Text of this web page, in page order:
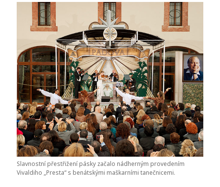
Slavnostní přestřižení pásky začalo nádherným provedením
Vivaldiho „Presta“ s benátskými maškarními tanečnicemi.